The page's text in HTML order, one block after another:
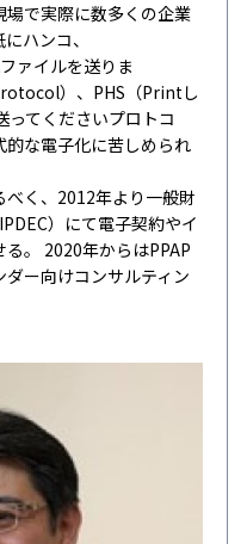
で実際に数多くの企業
ハンコ、
ァイルを送りま
）、PHS（Printし
てくださいプロトコ
な電子化に苦しめられ
く、2012年より一般財
）にて電子契約やイ
。 2020年からはPPAP
ー向けコンサルティン